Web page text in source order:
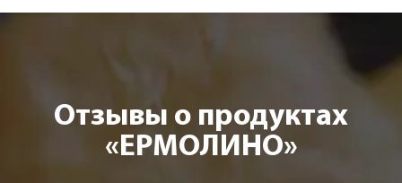
Отзывы о продуктах
«ЕРМОЛИНО»